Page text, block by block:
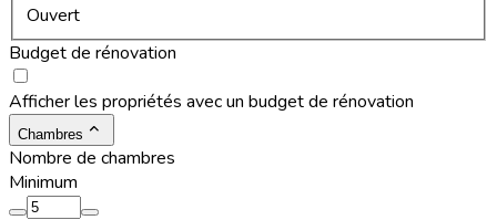
Ouvert
Budget de rénovation
Afficher les propriétés avec un budget de rénovation
Chambres
Nombre de chambres
Minimum